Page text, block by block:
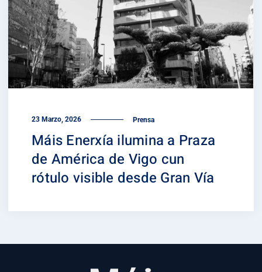
23 Marzo, 2026 Prensa
Máis Enerxía ilumina a Praza
de América de Vigo cun
rótulo visible desde Gran Vía